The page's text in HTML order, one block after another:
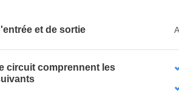
et de sortie
circuit comprennent les